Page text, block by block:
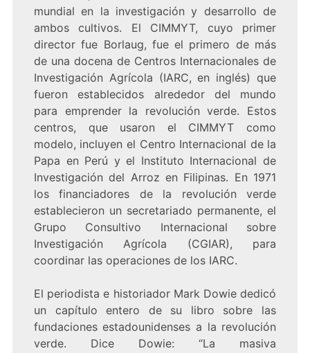
mundial en la investigación y desarrollo de
ambos cultivos. El CIMMYT, cuyo primer
director fue Borlaug, fue el primero de más
de una docena de Centros Internacionales de
Investigación Agrícola (IARC, en inglés) que
fueron establecidos alrededor del mundo
para emprender la revolución verde. Estos
centros, que usaron el CIMMYT como
modelo, incluyen el Centro Internacional de la
Papa en Perú y el Instituto Internacional de
Investigación del Arroz en Filipinas. En 1971
los financiadores de la revolución verde
establecieron un secretariado permanente, el
Grupo Consultivo Internacional sobre
Investigación Agrícola (CGIAR), para
coordinar las operaciones de los IARC.
El periodista e historiador Mark Dowie dedicó
un capítulo entero de su libro sobre las
fundaciones estadounidenses a la revolución
verde. Dice Dowie: “La masiva